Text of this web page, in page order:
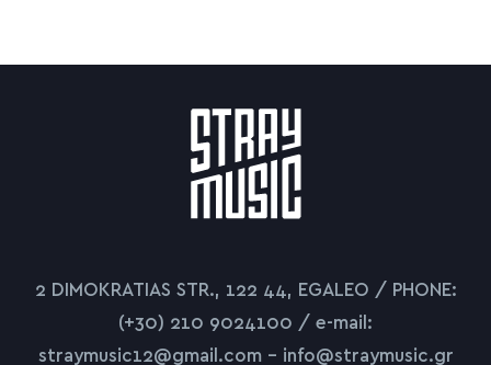
2 DIMOKRATIAS STR., 122 44, EGALEO / PHONE:
(+30) 210 9024100 / e-mail:
straymusic12@gmail.com – info@straymusic.gr